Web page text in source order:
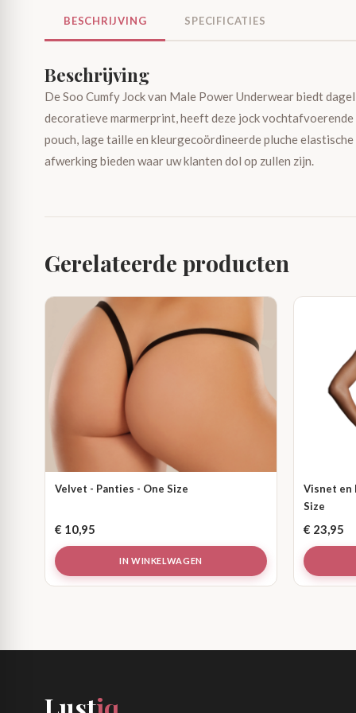
BESCHRIJVING SPECIFICATIES
Beschrijving
De Soo Cumfy Jock van Male Power Underwear biedt
decoratieve marmerprint, heeft deze jock
pouch, lage taille en kleurgecoördineerde pluche
afwerking bieden waar uw klanten dol op zullen zijn.
Gerelateerde producten
Velvet - Panties - One Size
€ 10,95
IN WINKELWAGEN
Visnet en
Size
€ 23,95